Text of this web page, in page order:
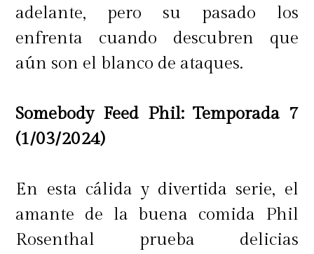
adelante, pero su pasado los
enfrenta cuando descubren que
aún son el blanco de ataques.
Somebody Feed Phil: Temporada 7
(1/03/2024)
En esta cálida y divertida serie, el
amante de la buena comida Phil
Rosenthal prueba delicias